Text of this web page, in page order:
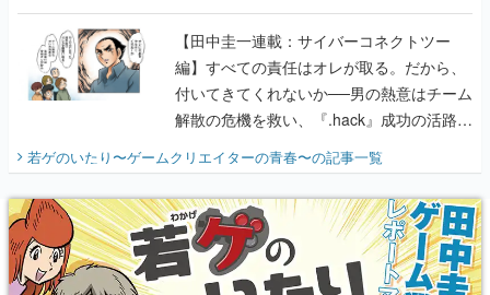
に行って、より理解を深めよう【PR】
【田中圭一連載：サイバーコネクトツー
編】すべての責任はオレが取る。だから、
付いてきてくれないか──男の熱意はチーム
解散の危機を救い、『.hack』成功の活路を
開く。業界の快男児・松山 洋に流れる血は
『少年ジャンプ』色だった【若ゲのいた
り】
若ゲのいたり〜ゲームクリエイターの青春〜の記事一覧